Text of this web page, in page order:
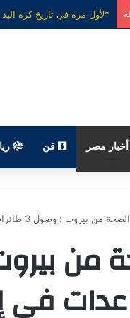
أخبار مصر فن
: وصول 3 طائرات تحمل مساعدات في إطار الجسر الجوى المصرى لدعم لبنان.
في